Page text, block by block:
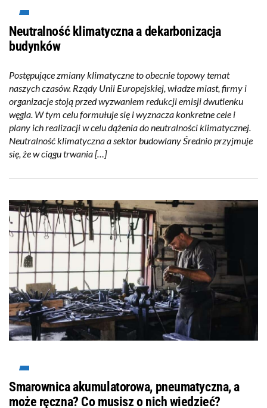
Neutralność klimatyczna a dekarbonizacja
budynków
Postępujące zmiany klimatyczne to obecnie topowy temat
naszych czasów. Rządy Unii Europejskiej, władze miast, firmy i
organizacje stoją przed wyzwaniem redukcji emisji dwutlenku
węgla. W tym celu formułuje się i wyznacza konkretne cele i
plany ich realizacji w celu dążenia do neutralności klimatycznej.
Neutralność klimatyczna a sektor budowlany Średnio przyjmuje
się, że w ciągu trwania […]
Smarownica akumulatorowa, pneumatyczna, a
może ręczna? Co musisz o nich wiedzieć?